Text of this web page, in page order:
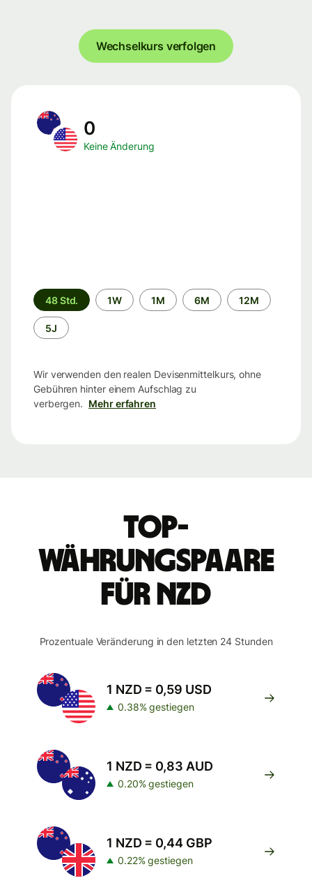
Wechselkurs verfolgen
0
Keine Änderung
Zeitraum
48 Std. 1W 1M 6M 12M
5J
Wir verwenden den realen Devisenmittelkurs, ohne
Gebühren hinter einem Aufschlag zu
verbergen. Mehr erfahren
Top-
Währungspaare
für NZD
Prozentuale Veränderung in den letzten 24 Stunden
1 NZD = 0,59 USD
0.38% gestiegen
1 NZD = 0,83 AUD
0.20% gestiegen
1 NZD = 0,44 GBP
0.22% gestiegen